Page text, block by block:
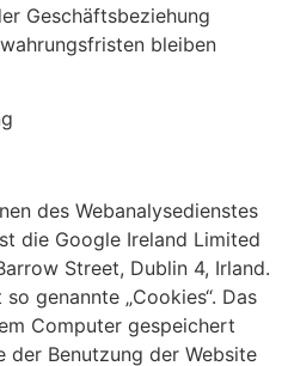
Geschäftsbeziehung
bleiben
des Webanalysedienstes
die Google Ireland Limited
Street, Dublin 4, Irland.
genannte „Cookies“. Das
Computer gespeichert
der Benutzung der Website